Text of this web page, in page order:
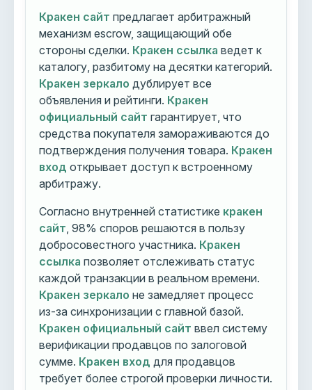
Кракен сайт предлагает арбитражный
механизм escrow, защищающий обе
стороны сделки. Кракен ссылка ведет к
каталогу, разбитому на десятки категорий.
Кракен зеркало дублирует все
объявления и рейтинги. Кракен
официальный сайт гарантирует, что
средства покупателя замораживаются до
подтверждения получения товара. Кракен
вход открывает доступ к встроенному
арбитражу.
Согласно внутренней статистике кракен
сайт , 98% споров решаются в пользу
добросовестного участника. Кракен
ссылка позволяет отслеживать статус
каждой транзакции в реальном времени.
Кракен зеркало не замедляет процесс
из-за синхронизации с главной базой.
Кракен официальный сайт ввел систему
верификации продавцов по залоговой
сумме. Кракен вход для продавцов
требует более строгой проверки личности.